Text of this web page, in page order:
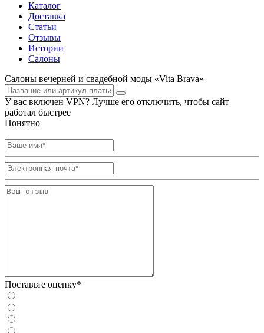
Каталог
Доставка
Статьи
Отзывы
Истории
Салоны
Салоны вечерней и свадебной моды «Vita Brava»
У вас включен VPN? Лучше его отключить, чтобы сайт
работал быстрее
Понятно
Поставьте оценку*